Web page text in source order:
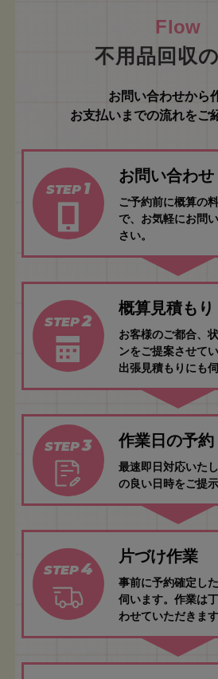
不用品回収
お問い合わせから
お支払いまでの流れをご
STEP 1
お問い合わせ
ご予約前に概算の
で、お気軽にお問
さい。
STEP2
概算見積もり
お客様のご都合、
ンをご提案させて
出張見積もりにも伺
STEP3 作業日の予約
最速即日対応いた
の良い日時をご提示
STEP4
片づけ作業
事前に予約確定し
伺います。作業は
わせていただきます